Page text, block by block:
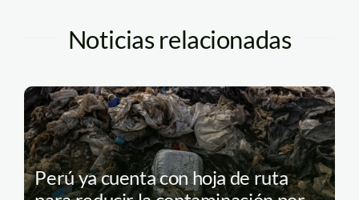
Noticias relacionadas
Perú ya cuenta con hoja de ruta